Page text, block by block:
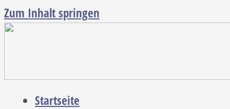
Zum Inhalt springen
Startseite